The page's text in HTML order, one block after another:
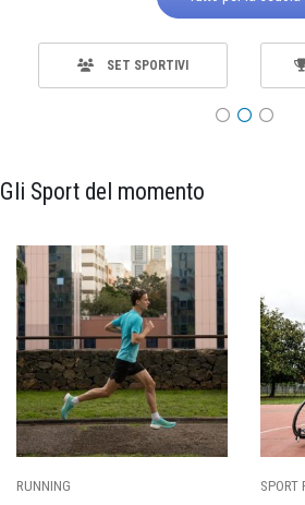
SET SPORTIVI
Gli Sport del momento
PARALIMPICI CALCIO